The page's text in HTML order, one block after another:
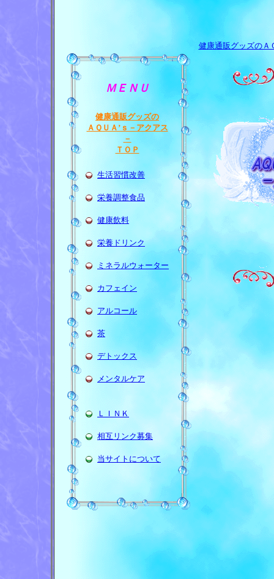
ＭＥＮＵ
健康通販グッズの
ＡＱＵＡ’ｓ－アクアス
－
ＴＯＰ
生活習慣改善
栄養調整食品
健康飲料
栄養ドリンク
ミネラルウォーター
カフェイン
アルコール
茶
デトックス
メンタルケア
ＬＩＮＫ
相互リンク募集
当サイトについて
健康通販グッズのＡ